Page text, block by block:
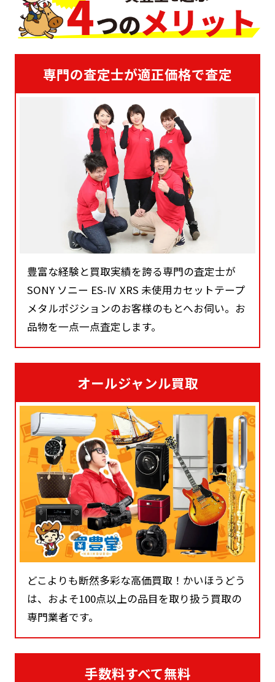
専門の査定士が適正価格で査定
豊富な経験と買取実績を誇る専門の査定士が
SONY ソニー ES-Ⅳ XRS 未使用カセットテープ
メタルポジションのお客様のもとへお伺い。お
品物を一点一点査定します。
オールジャンル買取
どこよりも断然多彩な高価買取！かいほうどう
は、およそ100点以上の品目を取り扱う買取の
専門業者です。
手数料すべて無料